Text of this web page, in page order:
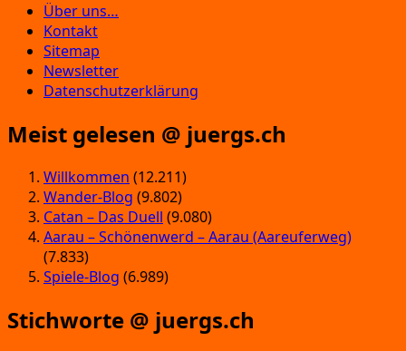
Über uns…
Kontakt
Sitemap
Newsletter
Datenschutzerklärung
Meist gelesen @ juergs.ch
Willkommen (12.211)
Wander-Blog (9.802)
Catan – Das Duell (9.080)
Aarau – Schönenwerd – Aarau (Aareuferweg)
(7.833)
Spiele-Blog (6.989)
Stichworte @ juergs.ch